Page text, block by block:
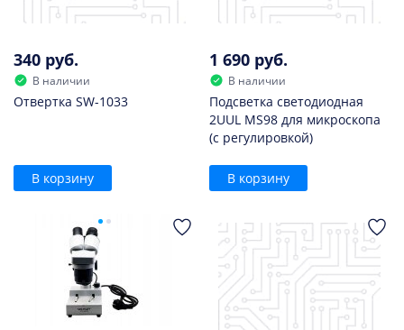
340 руб.
В наличии
Отвертка SW-1033
В корзину
1 690 руб.
В наличии
Подсветка светодиодная
2UUL MS98 для микроскопа
(с регулировкой)
В корзину